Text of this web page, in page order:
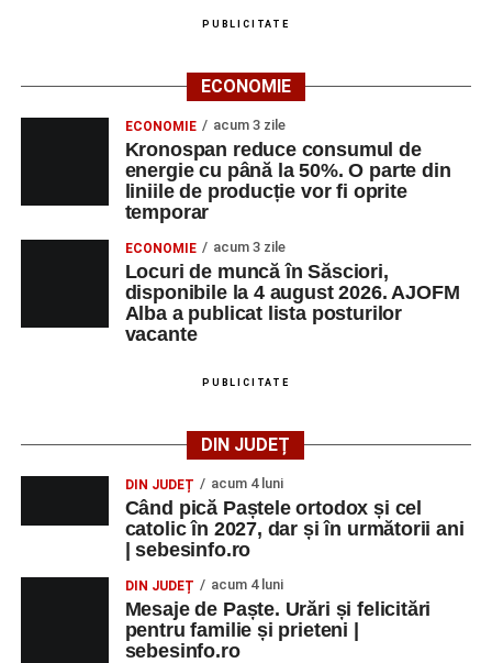
PUBLICITATE
ECONOMIE
ECONOMIE acum 3 zile
Kronospan reduce consumul de
energie cu până la 50%. O parte din
liniile de producție vor fi oprite
temporar
ECONOMIE acum 3 zile
Locuri de muncă în Săsciori,
disponibile la 4 august 2026. AJOFM
Alba a publicat lista posturilor
vacante
PUBLICITATE
DIN JUDEȚ
DIN JUDEȚ acum 4 luni
Când pică Paștele ortodox și cel
catolic în 2027, dar și în următorii ani
| sebesinfo.ro
DIN JUDEȚ acum 4 luni
Mesaje de Paște. Urări și felicitări
pentru familie și prieteni |
sebesinfo.ro